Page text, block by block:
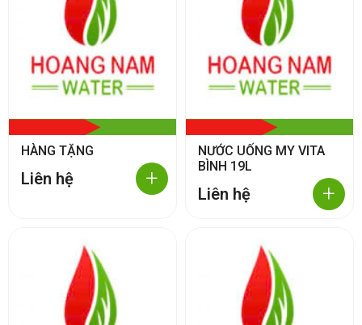
HÀNG TẶNG
Liên hệ +
NƯỚC UỐNG MY VITA
BÌNH 19L
Liên hệ +